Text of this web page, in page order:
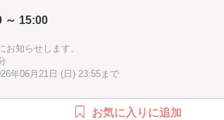
のでご心配なく～
ご一緒しませんか。
ーデコ、ぜひこの機会にお試し下さい♪
shorts/qqHi8zgAkHU
shorts/OAB2oI5hsKo
～ 15:00
お知らせします。
年06月21日 (日) 23:55まで
お気に入りに追加